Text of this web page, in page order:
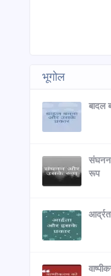
भूगोल
बादल
रूप